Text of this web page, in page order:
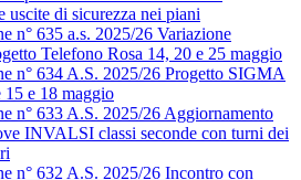
uscite di sicurezza nei piani
n° 635 a.s. 2025/26 Variazione
Telefono Rosa 14, 20 e 25 maggio
n° 634 A.S. 2025/26 Progetto SIGMA
15 e 18 maggio
n° 633 A.S. 2025/26 Aggiornamento
INVALSI classi seconde con turni dei
n° 632 A.S. 2025/26 Incontro con